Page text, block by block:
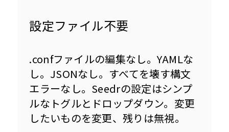
設定ファイル不要
.confファイルの編集なし。YAMLな
し。JSONなし。すべてを壊す構文
エラーなし。Seedrの設定はシンプ
ルなトグルとドロップダウン。変更
したいものを変更、残りは無視。